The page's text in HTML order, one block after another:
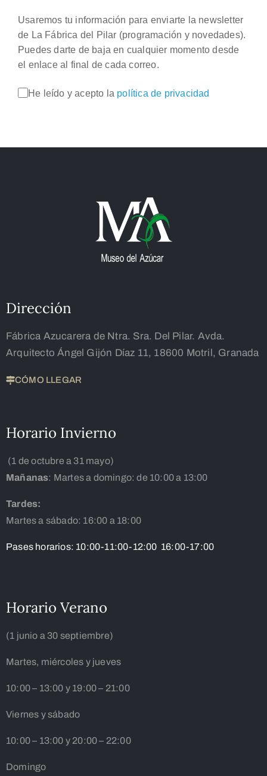
Usaremos tu información para enviarte la newsletter
de La Fábrica del Pilar (programación y novedades).
Puedes darte de baja en cualquier momento desde
el enlace al final de cada correo.
He leído y acepto la política de privacidad
Dirección
Fábrica Azucarera de Ntra. Sra. Del Pilar. Avda.
Arquitecto Ángel Gijón Díaz 11, 18600 Motril, Granada
CÓMO LLEGAR
Horario Invierno
(1 de octubre a 31 mayo)
Mañanas: Martes a domingo: de 10:00 a 13:00
Tardes:
Martes a sábado: 16:00 a 18:00
Pases horarios: 10:00-11:00-12:00 16:00-17:00
Horario Verano
(1 junio a 30 septiembre)
Martes, miércoles y jueves
10:00 – 13:00 y 19:00 – 21:00
Viernes y sábado
10:00 – 13:00 y 20:00 – 22:00
Domingo